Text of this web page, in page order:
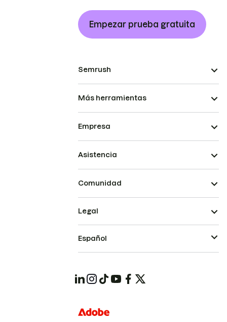
Empezar prueba gratuita
Semrush
Más herramientas
Empresa
Asistencia
Comunidad
Legal
Español